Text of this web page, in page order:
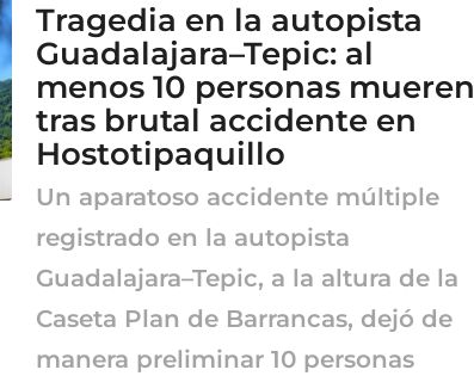
Tragedia en la autopista
Guadalajara–Tepic: al
menos 10 personas mueren
tras brutal accidente en
Hostotipaquillo
Un aparatoso accidente múltiple
registrado en la autopista
Guadalajara–Tepic, a la altura de la
Caseta Plan de Barrancas, dejó de
manera preliminar 10 personas